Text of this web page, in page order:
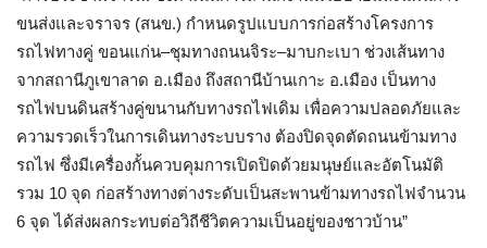
ขนส่งและจราจร (สนข.) กำหนดรูปแบบการก่อสร้างโครงการ
รถไฟทางคู่ ขอนแก่น–ชุมทางถนนจิระ–มาบกะเบา ช่วงเส้นทาง
จากสถานีภูเขาลาด อ.เมือง ถึงสถานีบ้านเกาะ อ.เมือง เป็นทาง
รถไฟบนดินสร้างคู่ขนานกับทางรถไฟเดิม เพื่อความปลอดภัยและ
ความรวดเร็วในการเดินทางระบบราง ต้องปิดจุดตัดถนนข้ามทาง
รถไฟ ซึ่งมีเครื่องกั้นควบคุมการเปิดปิดด้วยมนุษย์และอัตโนมัติ
รวม 10 จุด ก่อสร้างทางต่างระดับเป็นสะพานข้ามทางรถไฟจำนวน
6 จุด ได้ส่งผลกระทบต่อวิถีชีวิตความเป็นอยู่ของชาวบ้าน”